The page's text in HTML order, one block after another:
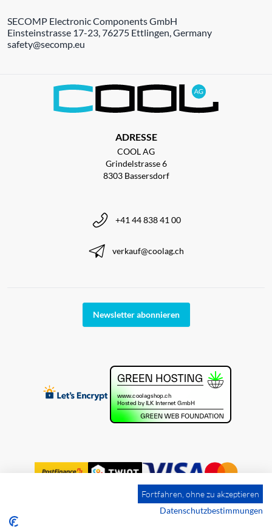
SECOMP Electronic Components GmbH
Einsteinstrasse 17-23, 76275 Ettlingen, Germany
safety@secomp.eu
ADRESSE
COOL AG
Grindelstrasse 6
8303 Bassersdorf
+41 44 838 41 00
verkauf@coolag.ch
Newsletter abonnieren
Fortfahren, ohne zu akzeptieren
Datenschutzbestimmungen